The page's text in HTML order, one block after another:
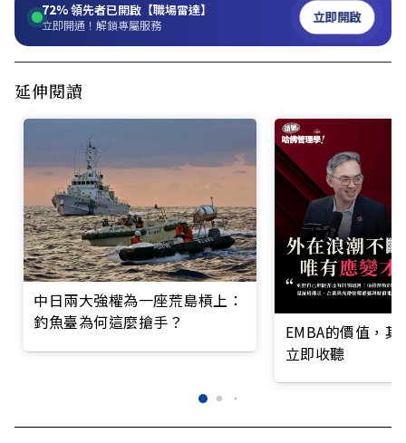
72%領先者已開啟【職場雷達】
立即開通！解鎖專屬服務 立即開啟
延伸閱讀
中日兩大強權為一座荒島槓上：
釣魚臺為何這麼搶手？
EMBA的價值，
立即收聽